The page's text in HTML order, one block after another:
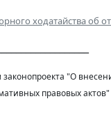
ходатайства об
законопроекта "О
правовых